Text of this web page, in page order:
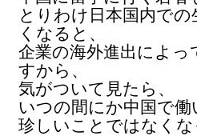
とりわけ日本国内で
くなると、
企業の海外進出によ
すから、
気がついて見たら、
いつの間にか中国で
珍しいことではなく